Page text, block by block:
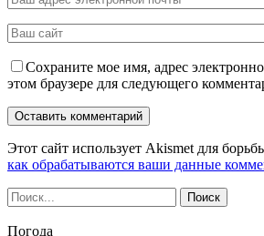
Сохраните мое имя, адрес
этом браузере для следующего
Этот сайт использует Akismet для
как обрабатываются ваши данные
Погода